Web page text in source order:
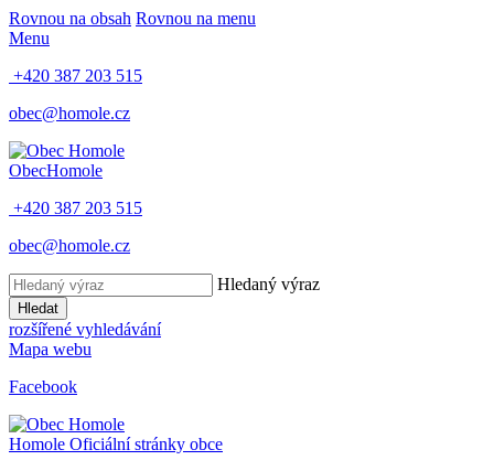
Rovnou na obsah Rovnou na menu
Menu
+420 387 203 515
obec@homole.cz
ObecHomole
+420 387 203 515
obec@homole.cz
Hledaný výraz
Hledat
rozšířené vyhledávání
Mapa webu
Facebook
Homole Oficiální stránky obce